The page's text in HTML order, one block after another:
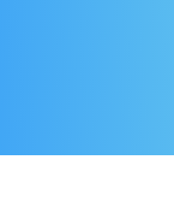
国别文化与
不上发展？
技能差距